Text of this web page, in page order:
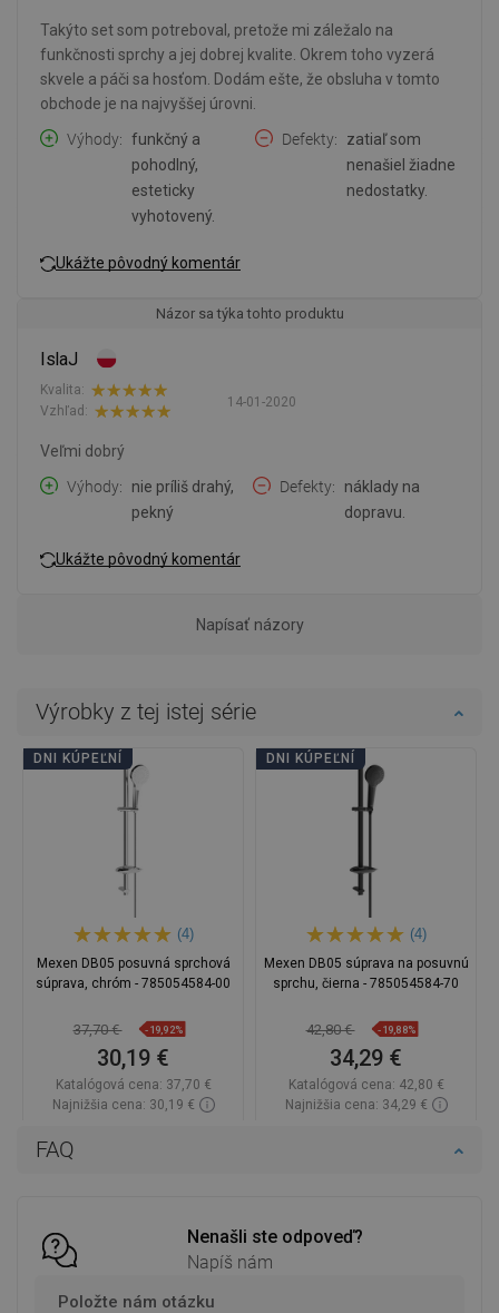
FAQ
Nenašli ste odpoveď?
Napíš nám
Položte nám otázku
Takýto set som potreboval, pretože mi záležalo na
funkčnosti sprchy a jej dobrej kvalite. Okrem toho vyzerá
skvele a páči sa hosťom. Dodám ešte, že obsluha v tomto
obchode je na najvyššej úrovni.
Výhody
funkčný a
pohodlný,
esteticky
vyhotovený.
Defekty
zatiaľ som
nenašiel žiadne
nedostatky.
Ukážte pôvodný komentár
Názor sa týka tohto produktu
IslaJ
14-01-2020
Kvalita:
Vzhľad:
Veľmi dobrý
Výhody
nie príliš drahý,
pekný
Defekty
náklady na
dopravu.
Ukážte pôvodný komentár
Napísať názory
Výrobky z tej istej série
DNI KÚPEĽNÍ
(4)
Mexen DB05 posuvná sprchová
súprava, chróm - 785054584-00
37,70 € -19,92%
30,19 €
Katalógová cena: 37,70 €
Najnižšia cena: 30,19 €
DNI KÚPEĽNÍ
(4)
Mexen DB05 súprava na posuvnú
sprchu, čierna - 785054584-70
42,80 € -19,88%
34,29 €
Katalógová cena: 42,80 €
Najnižšia cena: 34,29 €